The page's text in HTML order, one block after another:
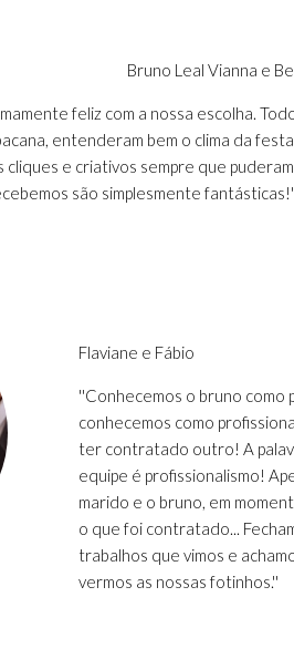
Bruno Leal Vianna e
feliz com a nossa escolha.
entenderam bem o clima da
e criativos sempre que
são simplesmente
Flaviane e Fábio
''Conhecemos o bruno como
conhecemos como
ter contratado outro! A
equipe é profissionalismo!
marido e o bruno, em
o que foi contratado...
trabalhos que vimos e
vermos as nossas fotinhos.''